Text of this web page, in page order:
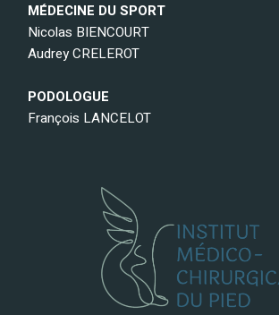
MÉDECINE DU SPORT
Nicolas BIENCOURT
Audrey CRELEROT
PODOLOGUE
François LANCELOT